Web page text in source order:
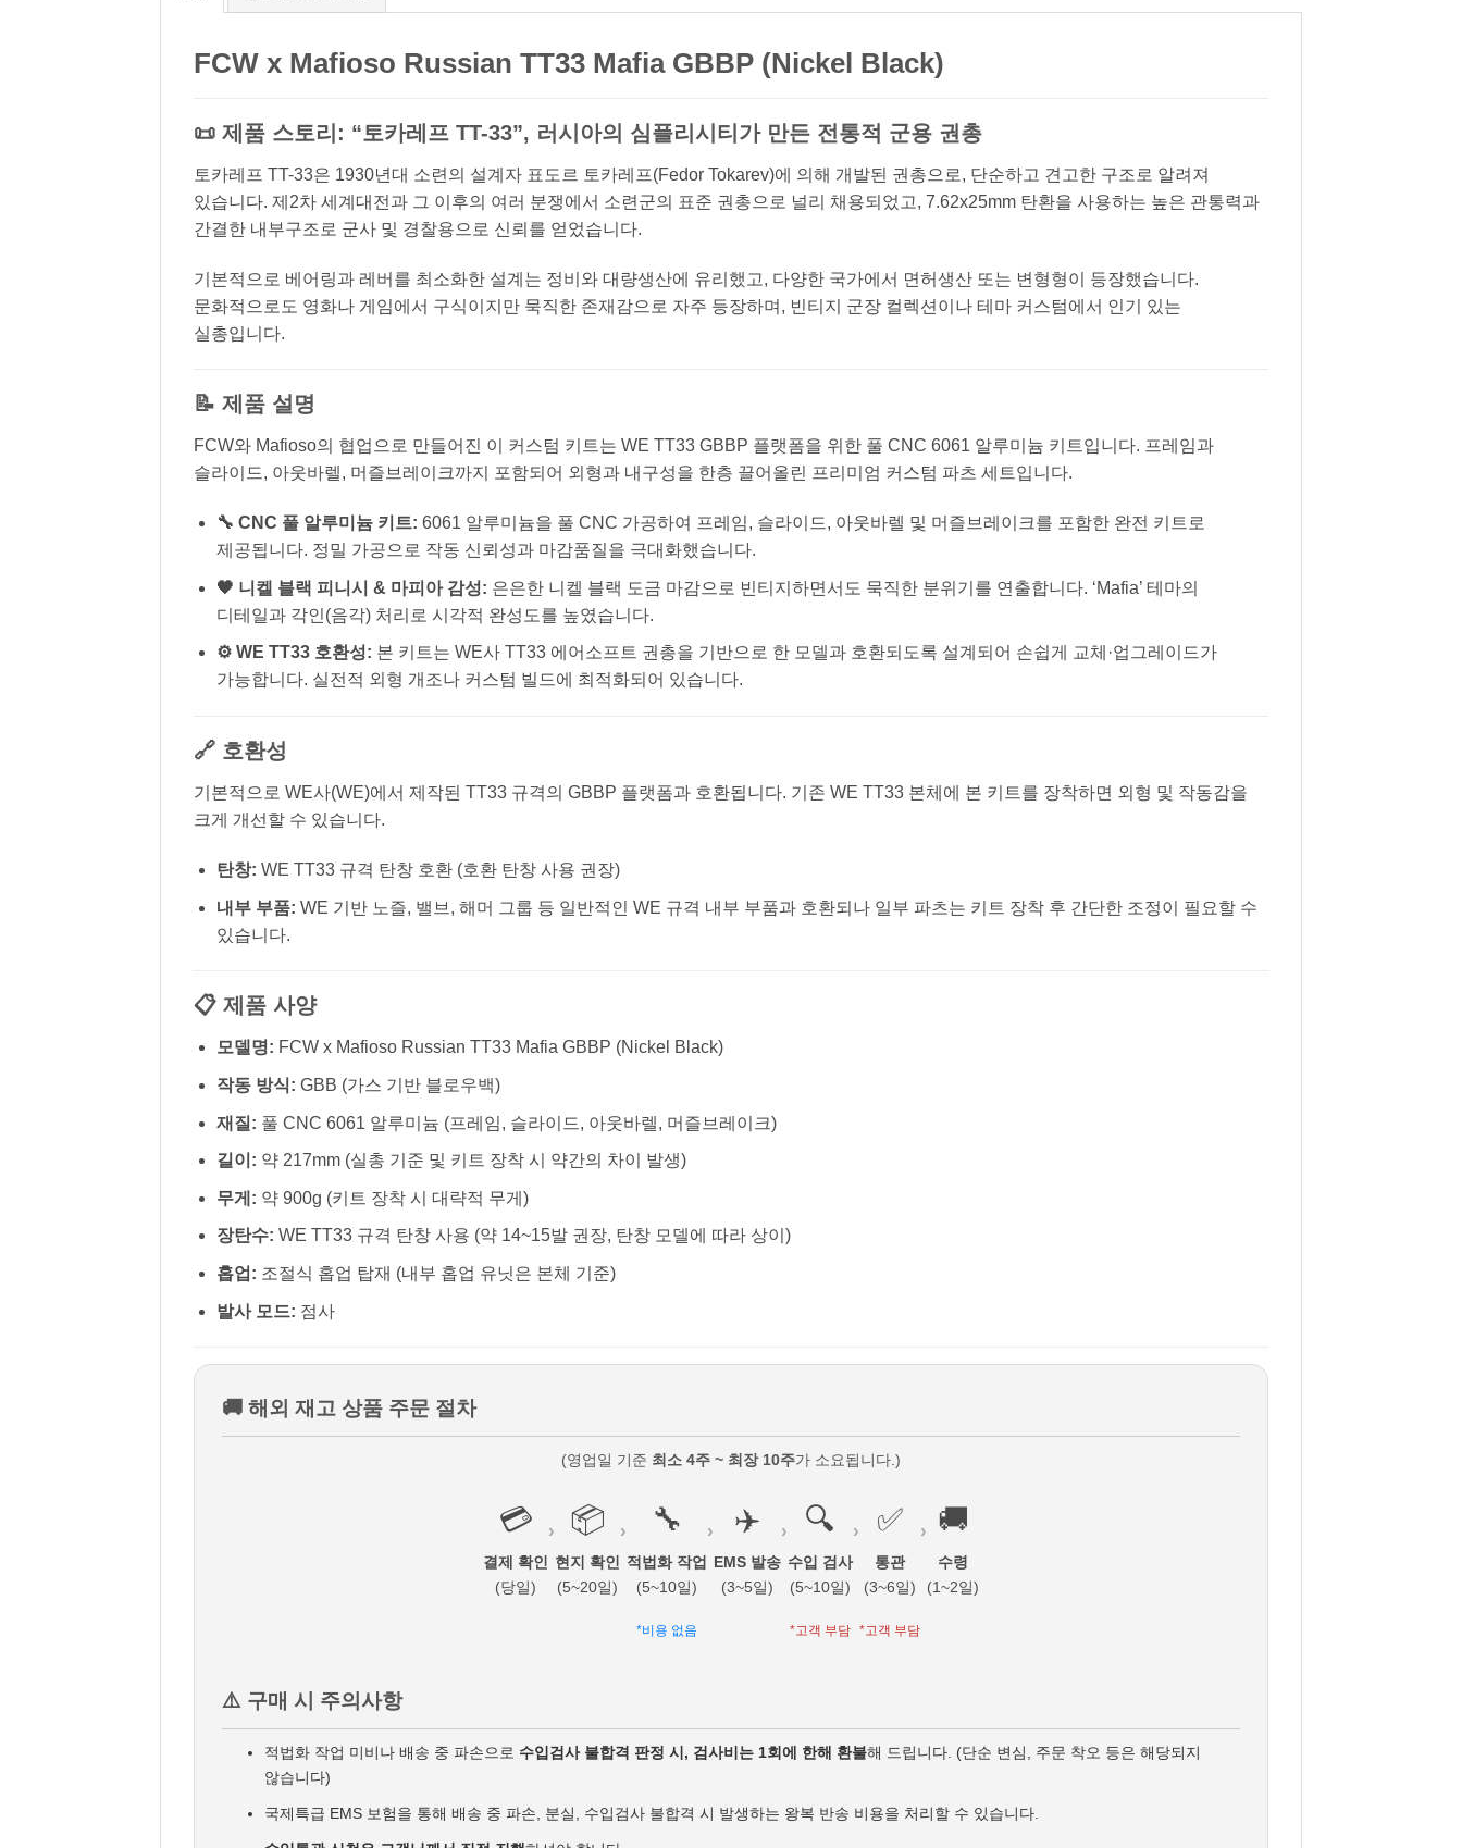
FCW x Mafioso Russian TT33 Mafia GBBP (Nickel Black)
📜 제품 스토리: “토카레프 TT-33”, 러시아의 심플리시티가 만든 전통적 군용 권총
토카레프 TT-33은 1930년대 소련의 설계자 표도르 토카레프(Fedor Tokarev)에 의해 개발된 권총으로, 단순하고 견고한 구조로 알려져
있습니다. 제2차 세계대전과 그 이후의 여러 분쟁에서 소련군의 표준 권총으로 널리 채용되었고, 7.62x25mm 탄환을 사용하는 높은 관통력과
간결한 내부구조로 군사 및 경찰용으로 신뢰를 얻었습니다.
기본적으로 베어링과 레버를 최소화한 설계는 정비와 대량생산에 유리했고, 다양한 국가에서 면허생산 또는 변형형이 등장했습니다.
문화적으로도 영화나 게임에서 구식이지만 묵직한 존재감으로 자주 등장하며, 빈티지 군장 컬렉션이나 테마 커스텀에서 인기 있는
실총입니다.
📝 제품 설명
FCW와 Mafioso의 협업으로 만들어진 이 커스텀 키트는 WE TT33 GBBP 플랫폼을 위한 풀 CNC 6061 알루미늄 키트입니다. 프레임과
슬라이드, 아웃바렐, 머즐브레이크까지 포함되어 외형과 내구성을 한층 끌어올린 프리미엄 커스텀 파츠 세트입니다.
🔧 CNC 풀 알루미늄 키트: 6061 알루미늄을 풀 CNC 가공하여 프레임, 슬라이드, 아웃바렐 및 머즐브레이크를 포함한 완전 키트로
제공됩니다. 정밀 가공으로 작동 신뢰성과 마감품질을 극대화했습니다.
🖤 니켈 블랙 피니시 & 마피아 감성: 은은한 니켈 블랙 도금 마감으로 빈티지하면서도 묵직한 분위기를 연출합니다. ‘Mafia’ 테마의
디테일과 각인(음각) 처리로 시각적 완성도를 높였습니다.
⚙️ WE TT33 호환성: 본 키트는 WE사 TT33 에어소프트 권총을 기반으로 한 모델과 호환되도록 설계되어 손쉽게 교체·업그레이드가
가능합니다. 실전적 외형 개조나 커스텀 빌드에 최적화되어 있습니다.
🔗 호환성
기본적으로 WE사(WE)에서 제작된 TT33 규격의 GBBP 플랫폼과 호환됩니다. 기존 WE TT33 본체에 본 키트를 장착하면 외형 및 작동감을
크게 개선할 수 있습니다.
탄창: WE TT33 규격 탄창 호환 (호환 탄창 사용 권장)
내부 부품: WE 기반 노즐, 밸브, 해머 그룹 등 일반적인 WE 규격 내부 부품과 호환되나 일부 파츠는 키트 장착 후 간단한 조정이 필요할 수
있습니다.
📋 제품 사양
모델명: FCW x Mafioso Russian TT33 Mafia GBBP (Nickel Black)
작동 방식: GBB (가스 기반 블로우백)
재질: 풀 CNC 6061 알루미늄 (프레임, 슬라이드, 아웃바렐, 머즐브레이크)
길이: 약 217mm (실총 기준 및 키트 장착 시 약간의 차이 발생)
무게: 약 900g (키트 장착 시 대략적 무게)
장탄수: WE TT33 규격 탄창 사용 (약 14~15발 권장, 탄창 모델에 따라 상이)
홉업: 조절식 홉업 탑재 (내부 홉업 유닛은 본체 기준)
발사 모드: 점사
🚚 해외 재고 상품 주문 절차
(영업일 기준 최소 4주 ~ 최장 10주가 소요됩니다.)
💳
결제 확인
(당일)
› 📦
현지 확인
(5~20일)
› 🔧
적법화 작업
(5~10일)
*비용 없음
› ✈️
EMS 발송
(3~5일)
› 🔍
수입 검사
(5~10일)
*고객 부담
› ✅
통관
(3~6일)
*고객 부담
› 🚚
수령
(1~2일)
⚠️ 구매 시 주의사항
적법화 작업 미비나 배송 중 파손으로 수입검사 불합격 판정 시, 검사비는 1회에 한해 환불해 드립니다. (단순 변심, 주문 착오 등은 해당되지
않습니다)
국제특급 EMS 보험을 통해 배송 중 파손, 분실, 수입검사 불합격 시 발생하는 왕복 반송 비용을 처리할 수 있습니다.